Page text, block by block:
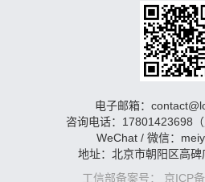
电子邮箱：
咨询电话：17801423698（
WeChat / 微信：
地址：北京市朝阳区高
工信部备案号： 京ICP